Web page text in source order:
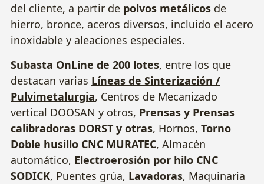
del cliente, a partir de polvos metálicos de
hierro, bronce, aceros diversos, incluido el acero
inoxidable y aleaciones especiales.
Subasta OnLine de 200 lotes, entre los que
destacan varias Líneas de Sinterización /
Pulvimetalurgia, Centros de Mecanizado
vertical DOOSAN y otros, Prensas y Prensas
calibradoras DORST y otras, Hornos, Torno
Doble husillo CNC MURATEC, Almacén
automático, Electroerosión por hilo CNC
SODICK, Puentes grúa, Lavadoras, Maquinaria